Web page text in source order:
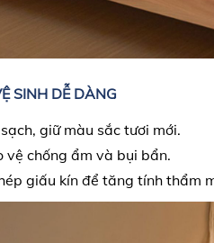
SINH DỄ DÀNG
giữ màu sắc tươi mới.
vệ chống ẩm và bụi bẩn.
giấu kín để tăng tính thẩm